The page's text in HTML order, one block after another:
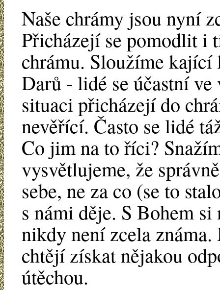
Naše chrámy jsou nyní
Přicházejí se pomodlit i
chrámu. Sloužíme kající
Darů - lidé se účastní
situaci přicházejí do
nevěřící. Často se lidé
Co jim na to říci?
vysvětlujeme, že
sebe, ne za co (se to
s námi děje. S Bohem
nikdy není zcela
chtějí získat nějakou
útěchou.